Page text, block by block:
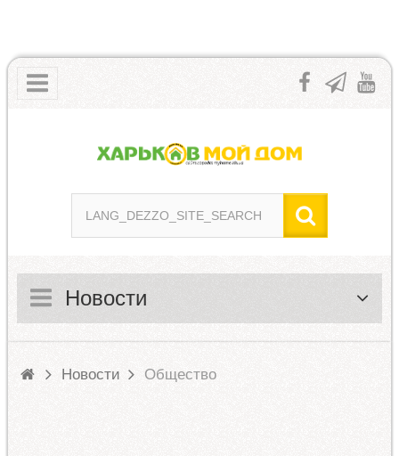
Новости
Новости Общество